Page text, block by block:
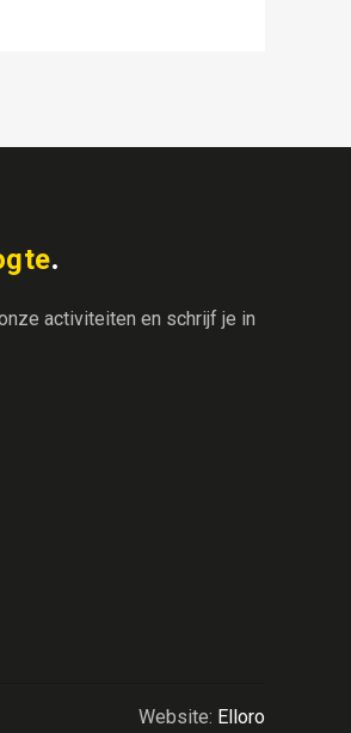
activiteiten en schrijf je in
Website: Elloro